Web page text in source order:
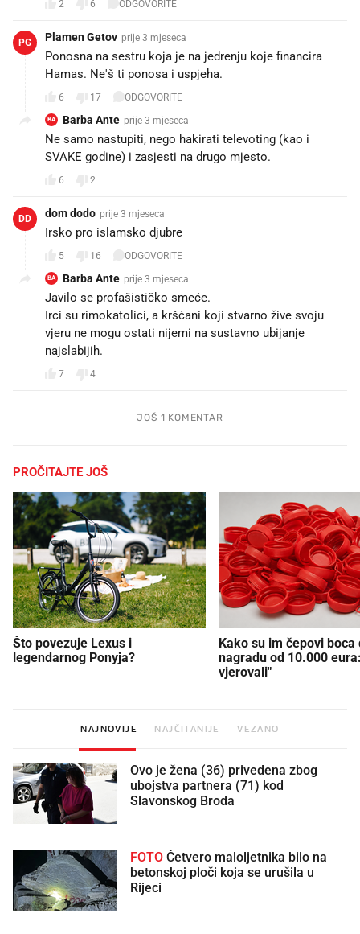
2 6 ODGOVORITE
PG Plamen Getov prije 3 mjeseca
Ponosna na sestru koja je na jedrenju koje financira
Hamas. Ne'š ti ponosa i uspjeha.
6 17 ODGOVORITE
BA Barba Ante prije 3 mjeseca
Ne samo nastupiti, nego hakirati televoting (kao i
SVAKE godine) i zasjesti na drugo mjesto.
6 2
DD dom dodo prije 3 mjeseca
Irsko pro islamsko djubre
5 16 ODGOVORITE
BA Barba Ante prije 3 mjeseca
Javilo se profašističko smeće.
Irci su rimokatolici, a kršćani koji stvarno žive svoju
vjeru ne mogu ostati nijemi na sustavno ubijanje
najslabijih.
7 4
JOŠ 1 KOMENTAR
PROČITAJTE JOŠ
Što povezuje Lexus i
legendarnog Ponyja?
Kako su im čepovi boca
nagradu od 10.000
vjerovali"
NAJNOVIJE NAJČITANIJE VEZANO
Ovo je žena (36) privedena zbog
ubojstva partnera (71) kod
Slavonskog Broda
FOTO
betonskoj ploči koja se urušila u
Rijeci